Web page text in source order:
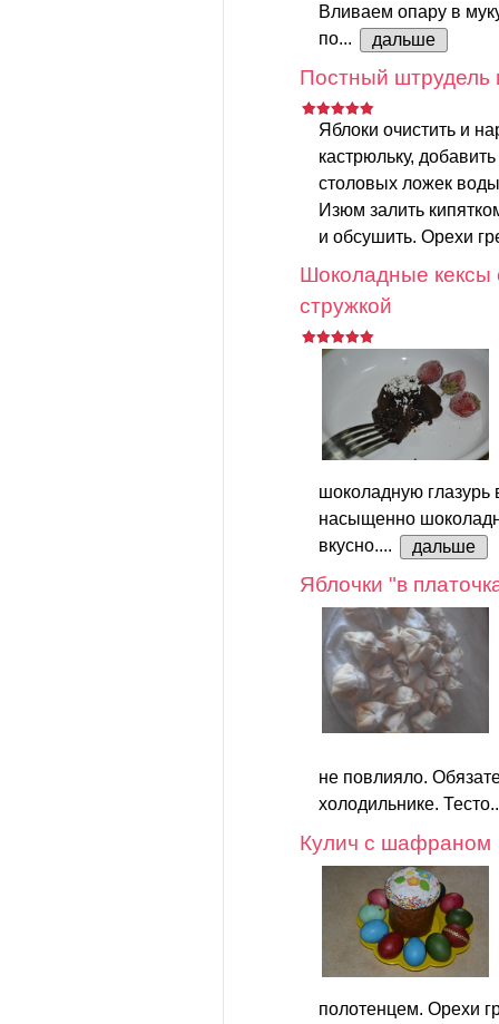
Вливаем опару в
по...
дальше
Постный штрудель
Яблоки очистить и
кастрюльку,
столовых ложек
Изюм залить
и обсушить. Орехи
Шоколадные кексы
стружкой
шоколадную глазурь
насыщенно
вкусно....
дальше
Яблочки "в
не повлияло.
холодильнике.
Кулич с шафраном
полотенцем. Орехи